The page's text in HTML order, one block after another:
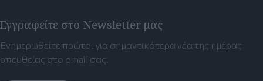
Εγγραφείτε στο Newsletter μας
Ενημερωθείτε πρώτοι για σημαντικότερα νέα της ημέρας
απευθείας στο email σας.